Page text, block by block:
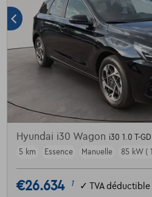
Hyundai i30 Wagon i30 1.0 T-
5 km
Essence Manuelle 85 kW (
€26.634 1 ✓ TVA déductible